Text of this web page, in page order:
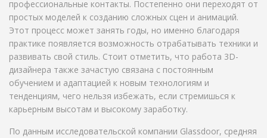
профессиональные контакты. Постепенно они переходят от
простых моделей к созданию сложных сцен и анимаций.
Этот процесс может занять годы, но именно благодаря
практике появляется возможность отрабатывать техники и
развивать свой стиль. Стоит отметить, что работа 3D-
дизайнера также зачастую связана с постоянным
обучением и адаптацией к новым технологиям и
тенденциям, чего нельзя избежать, если стремишься к
карьерным высотам и высокому заработку.
По данным исследовательской компании Glassdoor, средняя